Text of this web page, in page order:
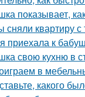
показывает,
сняли квартиру с
приехала к
свою кухню в
в
какого